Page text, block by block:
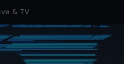
& TV